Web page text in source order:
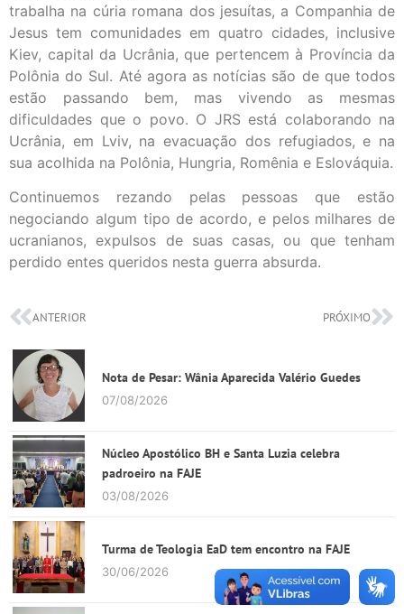
trabalha na cúria romana dos jesuítas, a Companhia de
Jesus tem comunidades em quatro cidades, inclusive
Kiev, capital da Ucrânia, que pertencem à Província da
Polônia do Sul. Até agora as notícias são de que todos
estão passando bem, mas vivendo as mesmas
dificuldades que o povo. O JRS está colaborando na
Ucrânia, em Lviv, na evacuação dos refugiados, e na
sua acolhida na Polônia, Hungria, Romênia e Eslováquia.
Continuemos rezando pelas pessoas que estão
negociando algum tipo de acordo, e pelos milhares de
ucranianos, expulsos de suas casas, ou que tenham
perdido entes queridos nesta guerra absurda.
ANTERIOR PRÓXIMO
Nota de Pesar: Wânia Aparecida Valério Guedes
07/08/2026
Núcleo Apostólico BH e Santa Luzia celebra
padroeiro na FAJE
03/08/2026
Turma de Teologia EaD tem encontro na FAJE
30/06/2026